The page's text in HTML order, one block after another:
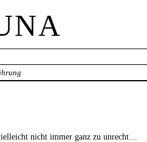
nicht immer ganz zu unrecht…